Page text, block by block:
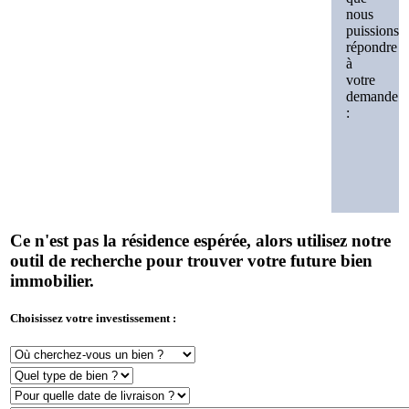
nous
puissions
répondre
à
votre
demande
:
Ce n'est pas la résidence espérée, alors utilisez notre
outil de recherche pour trouver votre future bien
immobilier.
Choisissez votre investissement :